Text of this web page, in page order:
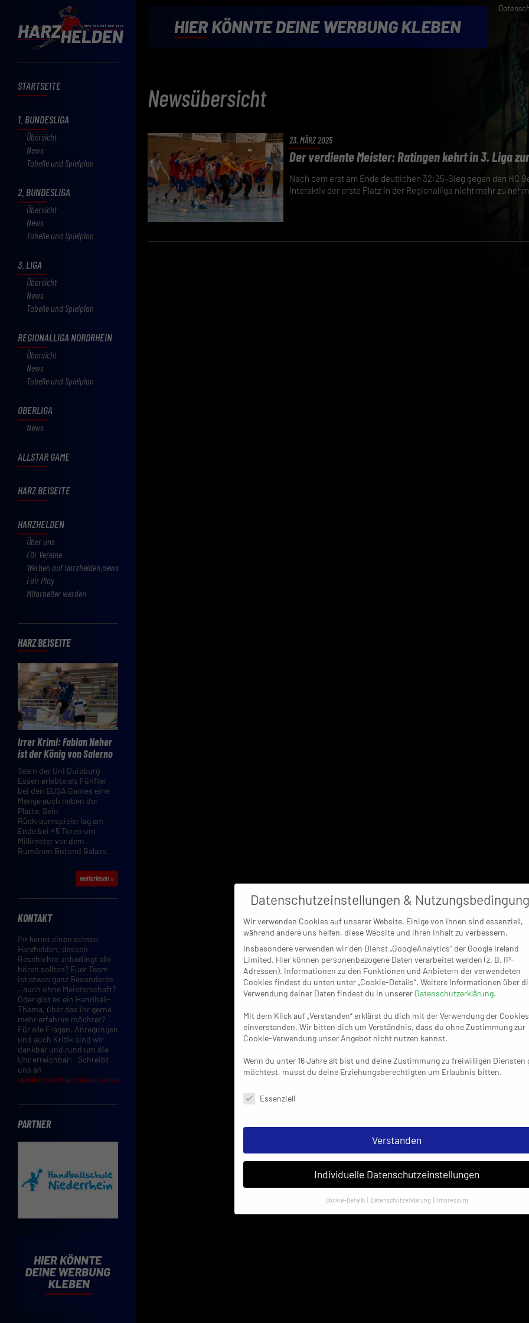
STARTSEITE
1. BUNDESLIGA
Übersicht
News
Tabelle und Spielplan
2. BUNDESLIGA
Übersicht
News
Tabelle und Spielplan
3. LIGA
Übersicht
News
Tabelle und Spielplan
REGIONALLIGA NORDRHEIN
Übersicht
News
Tabelle und Spielplan
OBERLIGA
News
ALLSTAR GAME
HARZ BEISEITE
HARZHELDEN
Über uns
Für Vereine
Werben auf Harzhelden.news
Fair Play
Mitarbeiter werden
HARZ BEISEITE
Irrer Krimi: Fabian Neher
ist der König von Salerno
Team der Uni Duisburg-
Essen erlebte als Fünfter
bei den EUSA Games eine
Menge auch neben der
Platte. Sein
Rückraumspieler lag am
Ende bei 45 Toren um
Millimeter vor dem
Rumänen Botond Balazs.
weiterlesen »
KONTAKT
Ihr kennt einen echten
Harzhelden, dessen
Geschichte unbedingt alle
hören sollten? Euer Team
ist etwas ganz Besonderes
– auch ohne Meisterschaft?
Oder gibt es ein Handball-
Thema, über das ihr gerne
mehr erfahren möchtet?
Für alle Fragen, Anregungen
und auch Kritik sind wir
dankbar und rund um die
Uhr erreichbar: Schreibt
uns an
redaktion@harzhelden.news
PARTNER
Newsübersicht
23. MÄRZ 2025
Der verdiente Meister: Ratingen kehrt in 3. Liga
Nach dem erst am Ende deutlichen 32:25-Sieg gegen den HC
Interaktiv der erste Platz in der Regionalliga nicht mehr zu
Datenschutzeinstellungen &
Wir verwenden Cookies auf unserer Website. Einige von ihnen sind essenziell,
während andere uns helfen, diese Website und ihren Inhalt zu verbessern.
Insbesondere verwenden wir den Dienst „GoogleAnalytics“ der Google Ireland
Limited. Hier können personenbezogene Daten verarbeitet werden (z. B. IP-
Adressen). Informationen zu den Funktionen und Anbietern der verwendeten
Cookies findest du unten unter „Cookie-Details“. Weitere Informationen über
Verwendung deiner Daten findest du in unserer Datenschutzerklärung.
Mit dem Klick auf „Verstanden“ erklärst du dich mit der Verwendung der Cookies
einverstanden. Wir bitten dich um Verständnis, dass du ohne Zustimmung zur
Cookie-Verwendung unser Angebot nicht nutzen kannst.
Wenn du unter 16 Jahre alt bist und deine Zustimmung zu freiwilligen Diensten
möchtest, musst du deine Erziehungsberechtigten um Erlaubnis bitten.
Datenschutzeinstellungen & Nutzungsbedingungen
Essenziell
Verstanden
Individuelle Datenschutzeinstellungen
Cookie-Details Datenschutzerklärung Impressum
Datenschutzeinstellungen